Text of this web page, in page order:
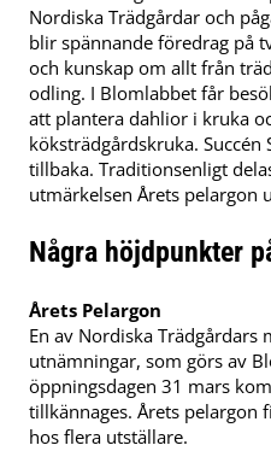
Nordiska Trädgårdar och
blir spännande föredrag på
och kunskap om allt från
odling. I Blomlabbet får
att plantera dahlior i kruka
köksträdgårdskruka.
tillbaka. Traditionsenligt
utmärkelsen Årets pelargon
Några höjdpunkter
Årets Pelargon
En av Nordiska Trädgårdars
utnämningar, som görs av
öppningsdagen 31 mars
tillkännages. Årets pelargon
hos flera utställare.